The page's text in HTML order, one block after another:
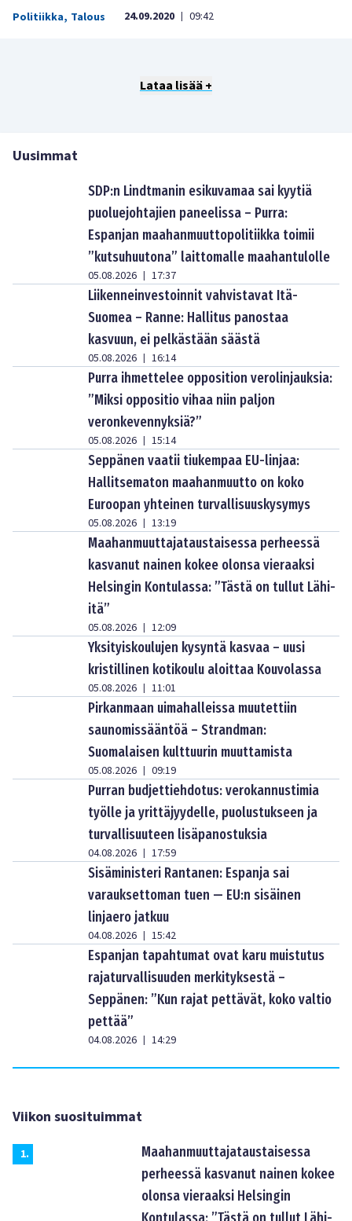
Politiikka, Talous 24.09.2020 | 09:42
Lataa lisää +
Uusimmat
SDP:n Lindtmanin esikuvamaa sai kyytiä
puoluejohtajien paneelissa – Purra:
Espanjan maahanmuuttopolitiikka toimii
”kutsuhuutona” laittomalle maahantulolle
05.08.2026 | 17:37
Liikenneinvestoinnit vahvistavat Itä-
Suomea – Ranne: Hallitus panostaa
kasvuun, ei pelkästään säästä
05.08.2026 | 16:14
Purra ihmettelee opposition verolinjauksia:
”Miksi oppositio vihaa niin paljon
veronkevennyksiä?”
05.08.2026 | 15:14
Seppänen vaatii tiukempaa EU-linjaa:
Hallitsematon maahanmuutto on koko
Euroopan yhteinen turvallisuuskysymys
05.08.2026 | 13:19
Maahanmuuttajataustaisessa perheessä
kasvanut nainen kokee olonsa vieraaksi
Helsingin Kontulassa: ”Tästä on tullut Lähi-
itä”
05.08.2026 | 12:09
Yksityiskoulujen kysyntä kasvaa – uusi
kristillinen kotikoulu aloittaa Kouvolassa
05.08.2026 | 11:01
Pirkanmaan uimahalleissa muutettiin
saunomissääntöä – Strandman:
Suomalaisen kulttuurin muuttamista
05.08.2026 | 09:19
Purran budjettiehdotus: verokannustimia
työlle ja yrittäjyydelle, puolustukseen ja
turvallisuuteen lisäpanostuksia
04.08.2026 | 17:59
Sisäministeri Rantanen: Espanja sai
varauksettoman tuen — EU:n sisäinen
linjaero jatkuu
04.08.2026 | 15:42
Espanjan tapahtumat ovat karu muistutus
rajaturvallisuuden merkityksestä –
Seppänen: ”Kun rajat pettävät, koko valtio
pettää”
04.08.2026 | 14:29
Viikon suosituimmat
1.
Maahanmuuttajataustaisessa
perheessä kasvanut nainen kokee
olonsa vieraaksi Helsingin